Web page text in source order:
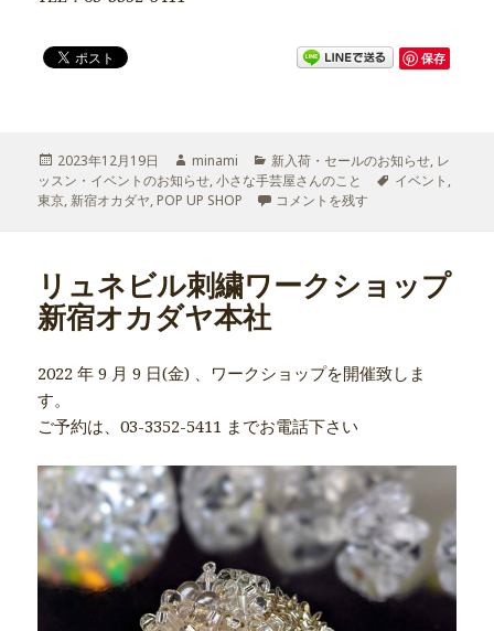
保存
投
稿
日:
2023年12月19日
作
成
者
minami
カ
テ
ゴ
新入荷・セールのお知らせ, レ
ッスン・イベントのお知らせ,小さな手芸屋さんのこと
タ
イベント ,
東京, 新宿オカダヤ, POP UP SHOP POP UP SHOP オープンのお知らせ
コメントを残す
リュネビル刺繍ワークショップ
新宿オカダヤ本社
2022 年 9 月 9 日(金) 、ワークショップを開催致しま
す。
ご予約は、03-3352-5411 までお電話下さい